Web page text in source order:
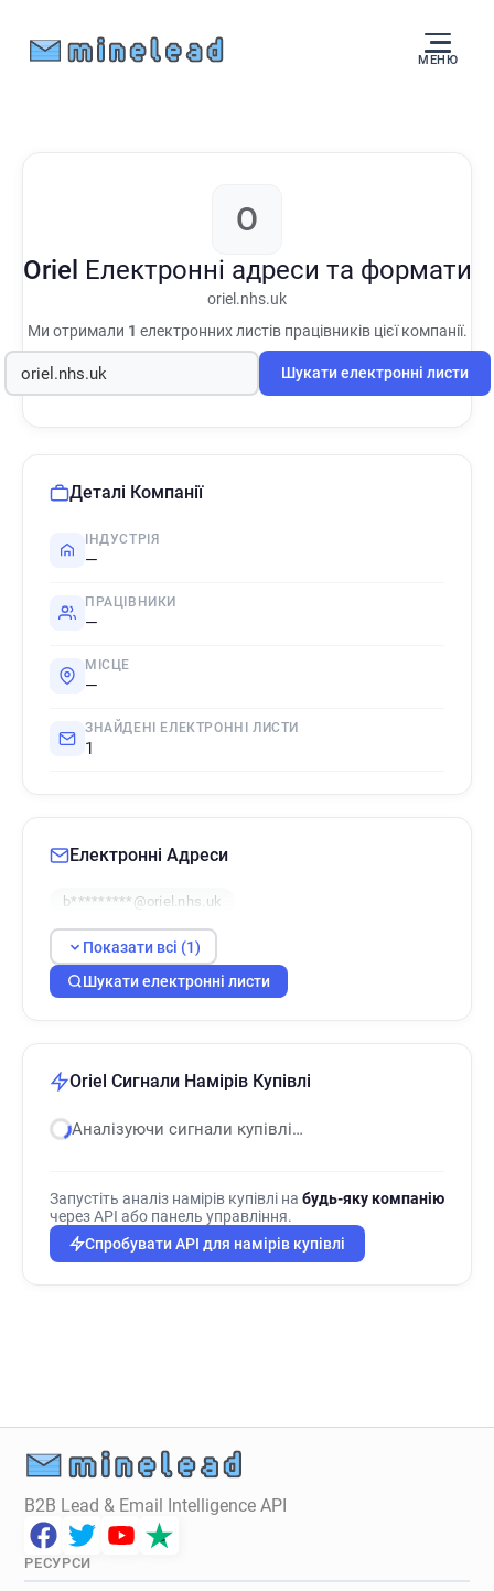
МЕНЮ
O
Oriel Електронні адреси та формати
oriel.nhs.uk
Ми отримали 1 електронних листів працівників цієї компанії.
Шукати електронні листи
Деталі Компанії
ІНДУСТРІЯ
—
ПРАЦІВНИКИ
—
МІСЦЕ
—
ЗНАЙДЕНІ ЕЛЕКТРОННІ ЛИСТИ
1
Електронні Адреси
b*********@oriel.nhs.uk
Показати всі (1)
Шукати електронні листи
Oriel Сигнали Намірів Купівлі
Аналізуючи сигнали купівлі…
Запустіть аналіз намірів купівлі на будь-яку компанію
через API або панель управління.
Спробувати API для намірів купівлі
B2B Lead & Email Intelligence API
РЕСУРСИ